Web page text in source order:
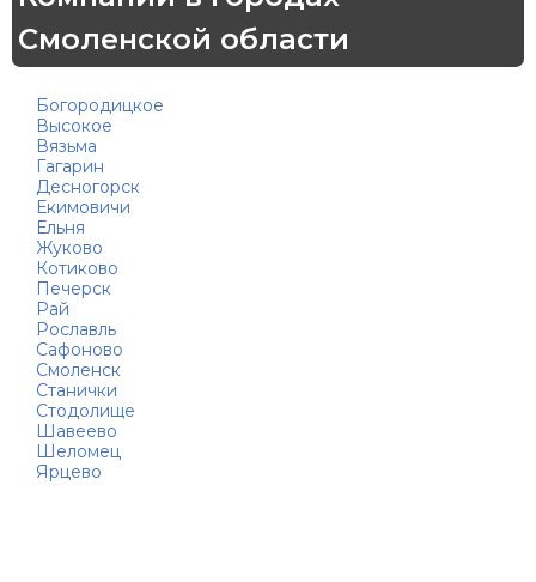
Смоленской области
Богородицкое
Высокое
Вязьма
Гагарин
Десногорск
Екимовичи
Ельня
Жуково
Котиково
Печерск
Рай
Рославль
Сафоново
Смоленск
Станички
Стодолище
Шавеево
Шеломец
Ярцево